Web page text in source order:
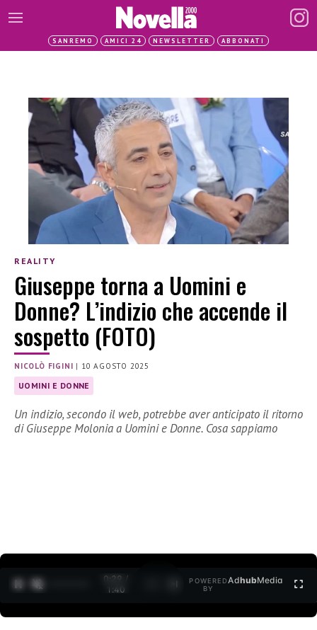
SANREMO AMICI 24 NEWSLETTER ABBONATI
REALITY
Giuseppe torna a Uomini e
Donne? L’indizio che accende il
sospetto (FOTO)
NICOLÒ FIGINI | 10 AGOSTO 2025
UOMINI E DONNE
Un indizio, secondo il web, potrebbe aver anticipato il ritorno
di Giuseppe Molonia a Uomini e Donne. Cosa sappiamo
0:30 /
1:40
POWERED
BY
AdhubMedia